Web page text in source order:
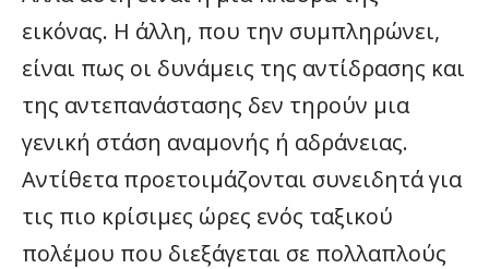
εικόνας. Η άλλη, που την συμπληρώνει,
είναι πως οι δυνάμεις της αντίδρασης και
της αντεπανάστασης δεν τηρούν μια
γενική στάση αναμονής ή αδράνειας.
Αντίθετα προετοιμάζονται συνειδητά για
τις πιο κρίσιμες ώρες ενός ταξικού
πολέμου που διεξάγεται σε πολλαπλούς